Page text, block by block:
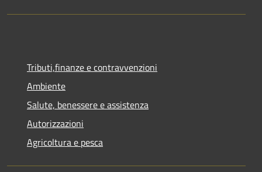
Tributi,finanze e contravvenzioni
Ambiente
Salute, benessere e assistenza
Autorizzazioni
Agricoltura e pesca